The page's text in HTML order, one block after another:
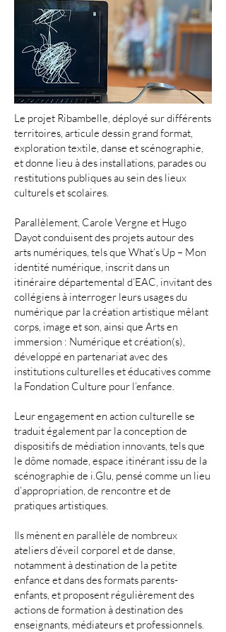
Le projet Ribambelle, déployé sur différents
territoires, articule dessin grand format,
exploration textile, danse et scénographie,
et donne lieu à des installations, parades ou
restitutions publiques au sein des lieux
culturels et scolaires.
Parallèlement, Carole Vergne et Hugo
Dayot conduisent des projets autour des
arts numériques, tels que What’s Up – Mon
identité numérique, inscrit dans un
itinéraire départemental d’EAC, invitant des
collégiens à interroger leurs usages du
numérique par la création artistique mêlant
corps, image et son, ainsi que Arts en
immersion : Numérique et création(s),
développé en partenariat avec des
institutions culturelles et éducatives comme
la Fondation Culture pour l’enfance.
Leur engagement en action culturelle se
traduit également par la conception de
dispositifs de médiation innovants, tels que
le dôme nomade, espace itinérant issu de la
scénographie de i.Glu, pensé comme un lieu
d’appropriation, de rencontre et de
pratiques artistiques.
Ils mènent en parallèle de nombreux
ateliers d’éveil corporel et de danse,
notamment à destination de la petite
enfance et dans des formats parents-
enfants, et proposent régulièrement des
actions de formation à destination des
enseignants, médiateurs et professionnels.